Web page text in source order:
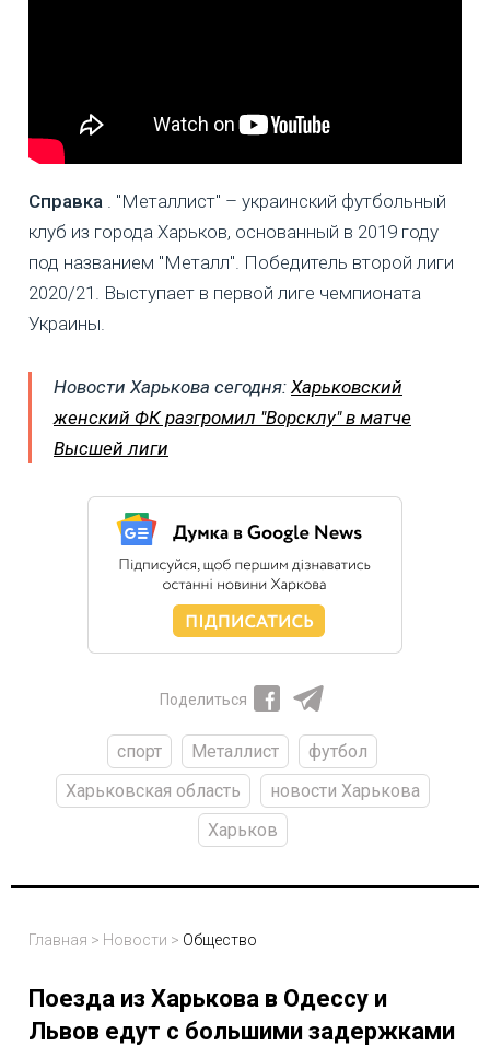
Справка . "Металлист" – украинский футбольный
клуб из города Харьков, основанный в 2019 году
под названием "Металл". Победитель второй лиги
2020/21. Выступает в первой лиге чемпионата
Украины.
Новости Харькова сегодня: Харьковский
женский ФК разгромил "Ворсклу" в матче
Высшей лиги
Поделиться
спорт Металлист
футбол
Харьковская область
новости Харькова
Харьков
Главная > Новости > Общество
Поезда из Харькова в Одессу и
Львов едут с большими задержками